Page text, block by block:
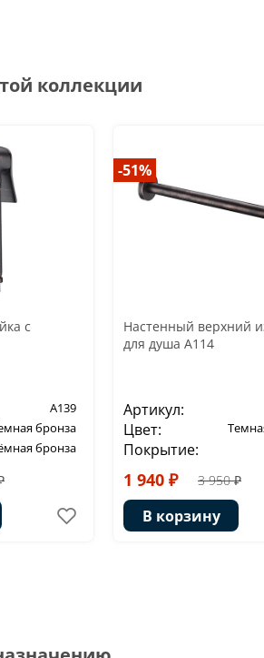
коллекции
с
A139
бронза
бронза
-51%
Настенный верхний
для душа A114
Артикул:
Цвет:
Покрытие:
1 940 ₽ 3 950 ₽
В корзину